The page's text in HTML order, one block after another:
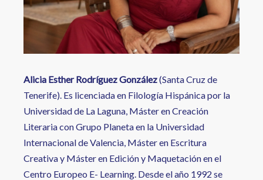
Alicia Esther RodríguezGonzález(Santa Cruz de
Tenerife). Es licenciada en Filología Hispánica por la
Universidad de La Laguna, Máster en Creación
Literaria con Grupo Planeta en la Universidad
Internacional de Valencia, Máster en Escritura
Creativa y Máster en Edición y Maquetación en el
Centro Europeo E- Learning. Desde el año 1992 se